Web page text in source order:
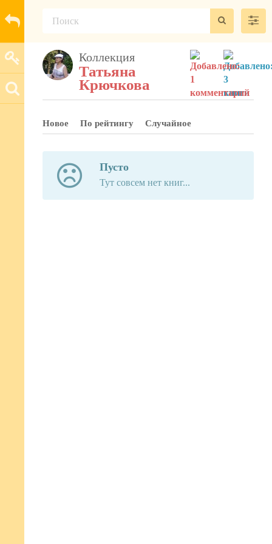
Коллекция
Татьяна
Крючкова
Новое По рейтингу Случайное
Пусто
Тут совсем нет книг...